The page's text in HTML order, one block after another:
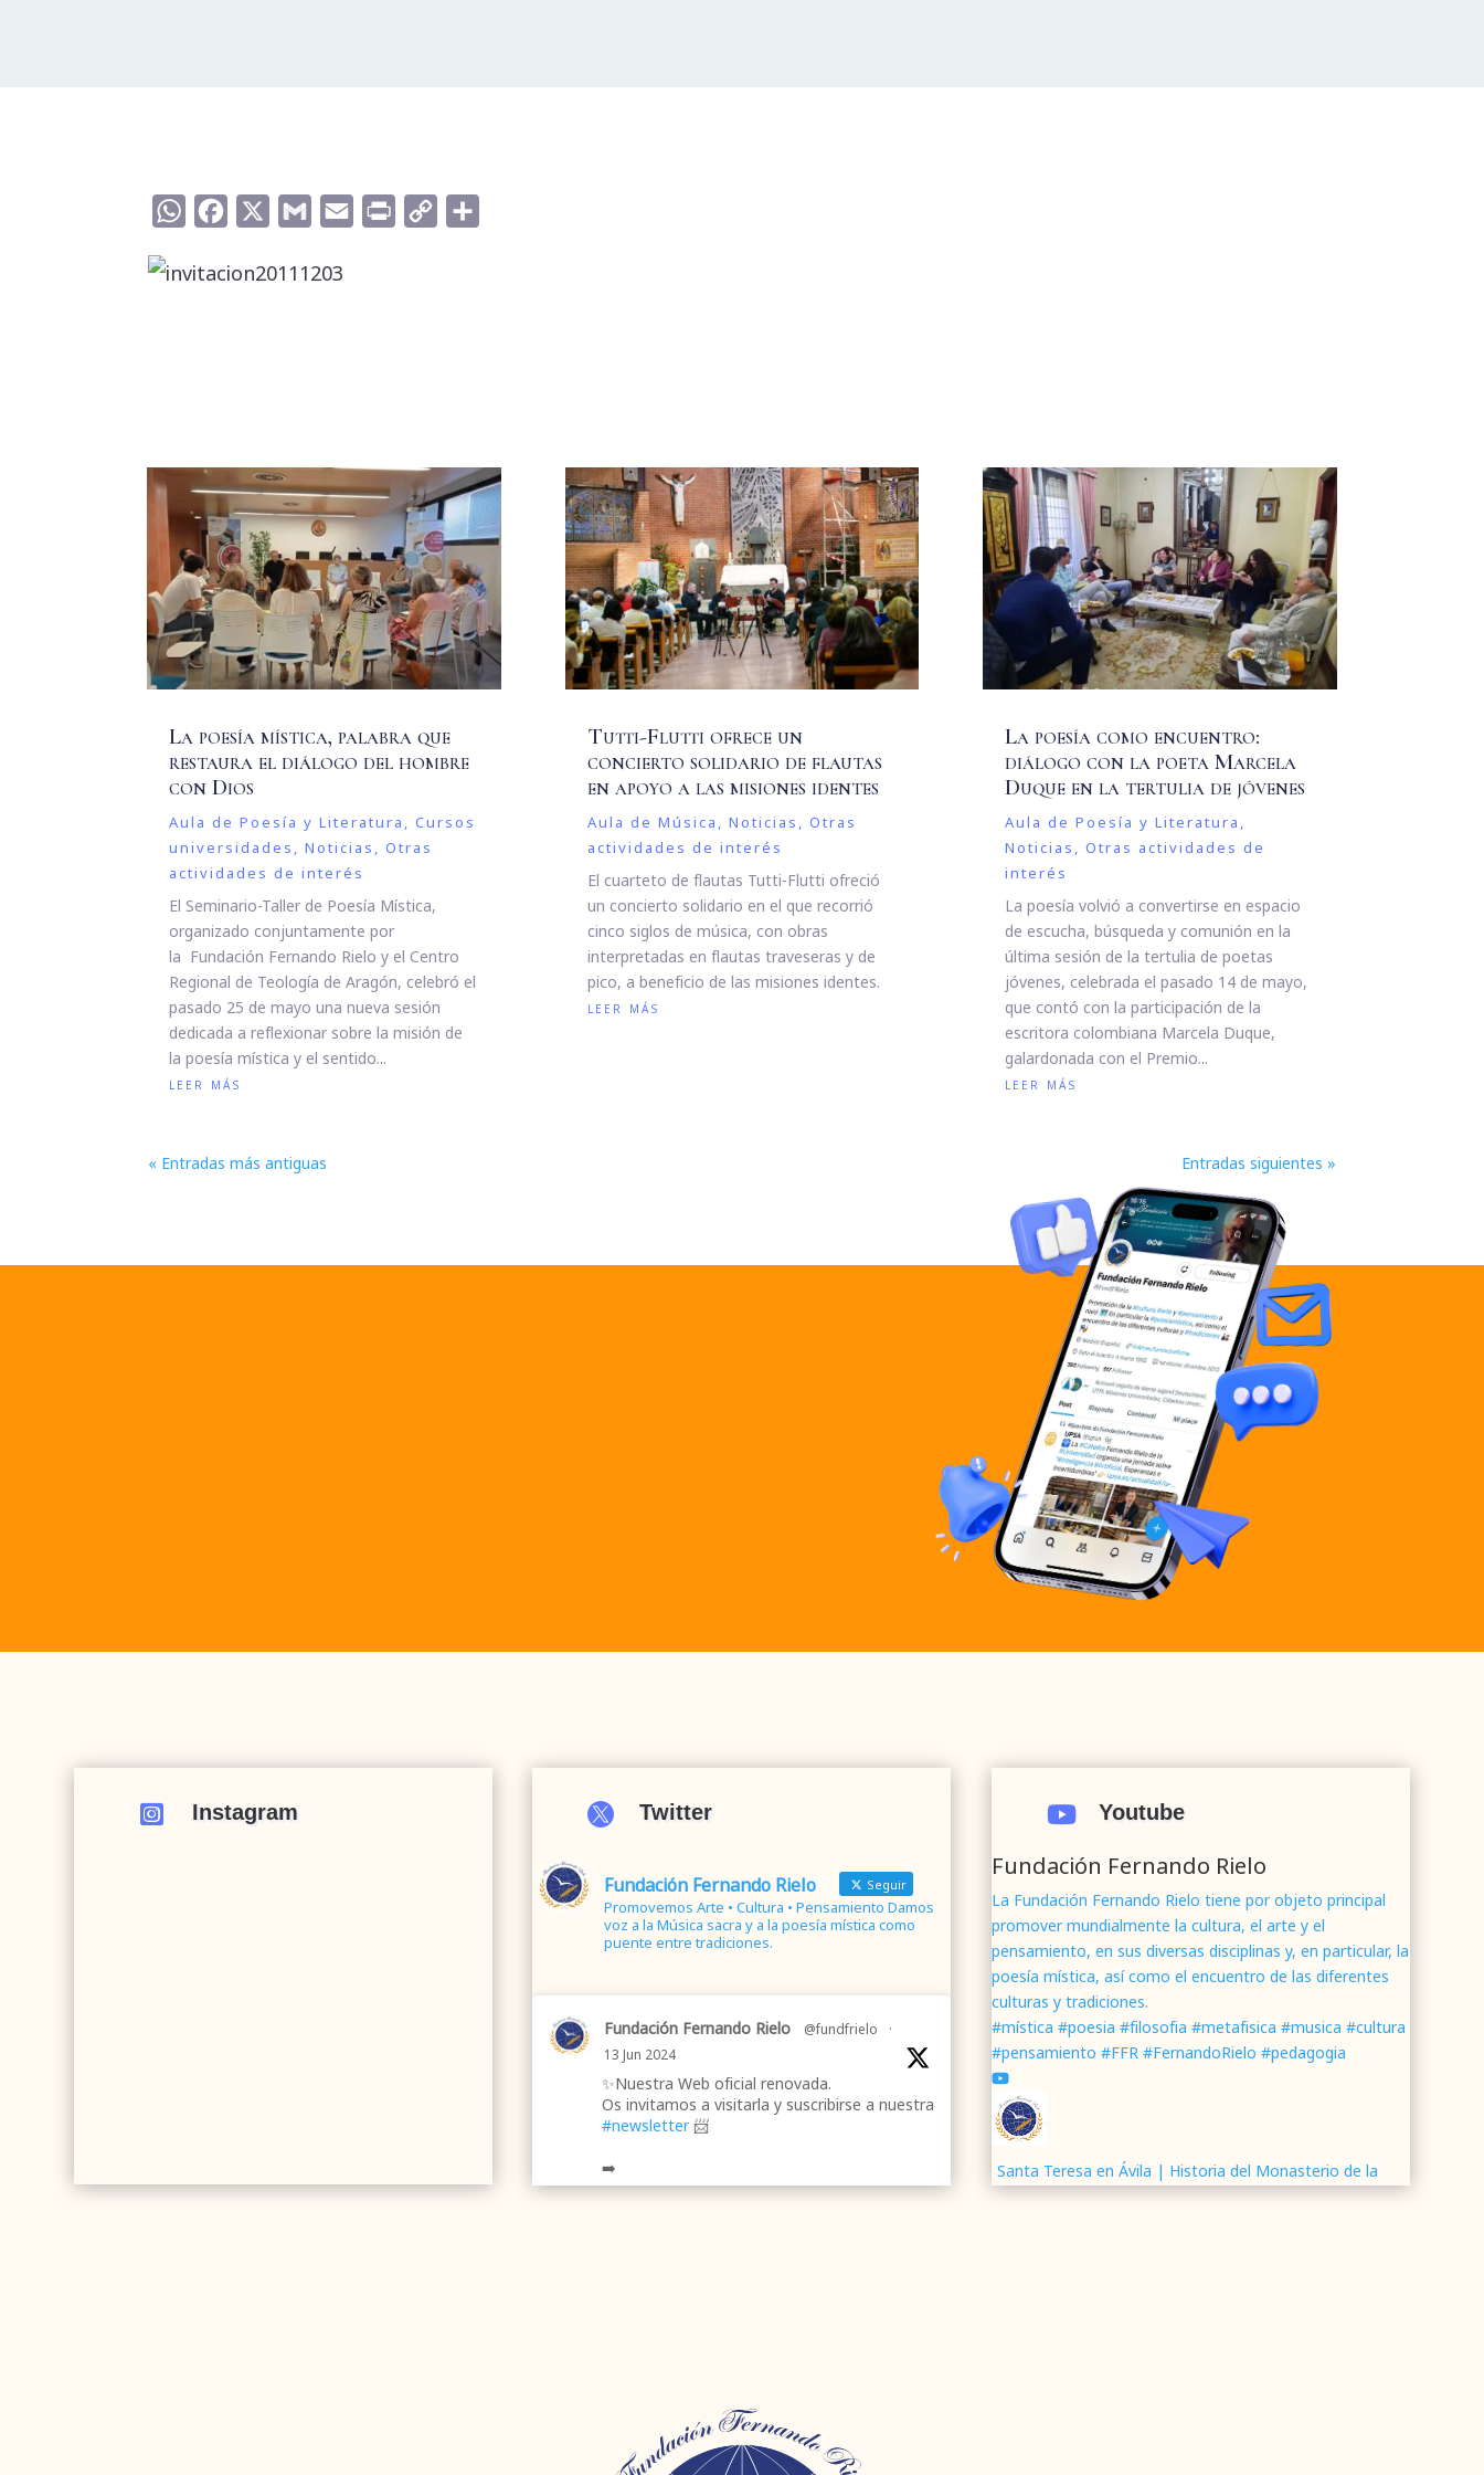
WhatsAppFacebook Gmail Email Print
Copy
La poesía mística, palabra que
restaura el diálogo del hombre
con Dios
Aula de Poesía y Literatura ,Cursos
universidades ,Noticias ,Otras
actividades de interés
El Seminario-Taller de Poesía Mística,
organizado conjuntamente por
la Fundación Fernando Rielo y el Centro
Regional de Teología de Aragón, celebró el
pasado 25 de mayo una nueva sesión
dedicada a reflexionar sobre la misión de
la poesía mística y el sentido...
leer más
Tutti-Flutti ofrece un
concierto solidario de flautas
en apoyo a las misiones identes
Aula de Música , Noticias , Otras
actividades de interés
El cuarteto de flautas Tutti-Flutti ofreció
un concierto solidario en el que recorrió
cinco siglos de música, con obras
interpretadas en flautas traveseras y de
pico, a beneficio de las misiones identes.
leer más
La poesía como encuentro:
diálogo con la poeta Marcela
Duque en la tertulia de jóvenes
Aula de Poesía y Literatura ,
Noticias , Otras actividades de
interés
La poesía volvió a convertirse en espacio
de escucha, búsqueda y comunión en la
última sesión de la tertulia de poetas
jóvenes, celebrada el pasado 14 de mayo,
que contó con la participación de la
escritora colombiana Marcela Duque,
galardonada con el Premio...
leer más
« Entradas más antiguas Entradas siguientes »
 Instagram  Twitter
Fundación Fernando Rielo Seguir
Promovemos Arte • Cultura • Pensamiento Damos
voz a la Música sacra y a la poesía mística como
puente entre tradiciones.
Fundación Fernando Rielo @fundfrielo
·
13 Jun 2024
✨Nuestra Web oficial renovada.
Os invitamos a visitarla y suscribirse a nuestra
#newsletter📨
➡️
.
Mons. César Franco, obispo de#Segovia
 Youtube
Fundación Fernando Rielo
La Fundación Fernando Rielo tiene por objeto principal
promover mundialmente la cultura, el arte y el
pensamiento, en sus diversas disciplinas y, en particular, la
poesía mística, así como el encuentro de las diferentes
culturas y tradiciones.
#mística #poesia #filosofia #metafisica #musica #cultura
#pensamiento #FFR #FernandoRielo #pedagogia
Santa Teresa en Ávila | Historia del Monasterio de la
Encarnación